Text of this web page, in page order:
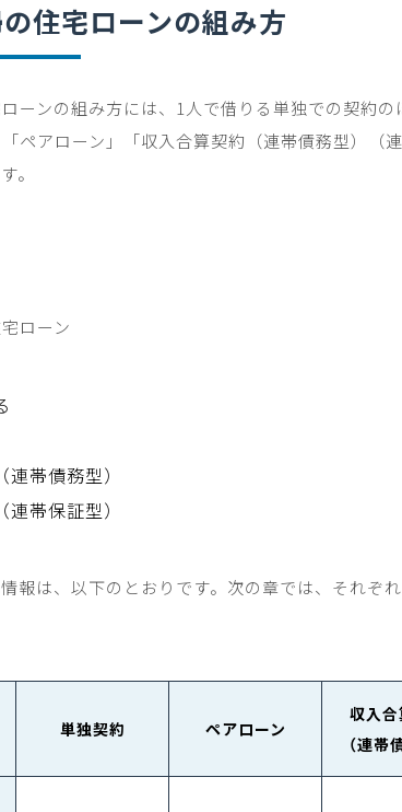
住宅ローンの組み方
ーンの組み方には、 1人で借りる単独での契約の
ペアローン」「収入合算契約（連帯債務型）（
。
ローン
帯債務型）
帯保証型）
報は、以下のとおりです。次の章では、それぞ
単独契約 ペアローン
収入
（連帯